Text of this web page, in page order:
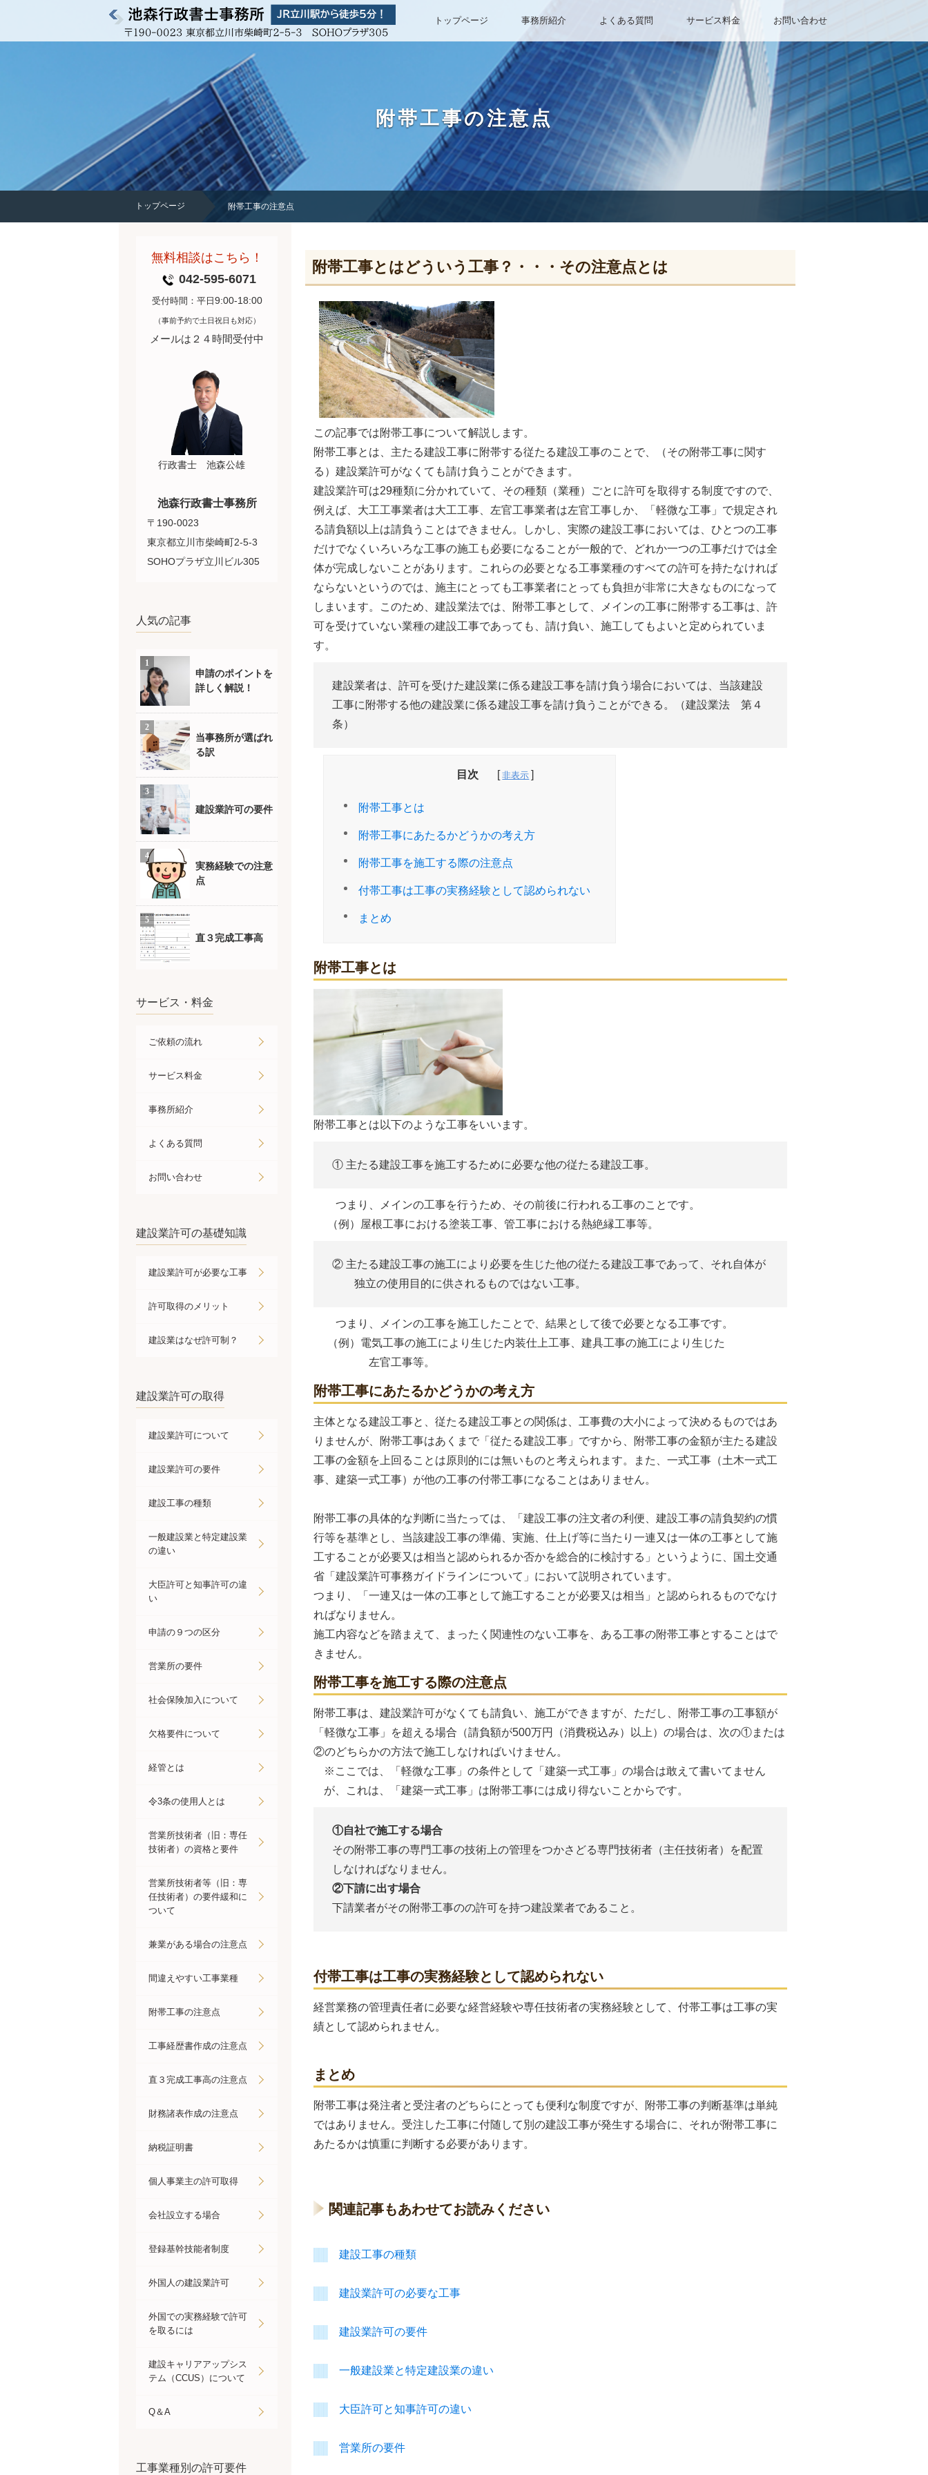
トップページ 事務所紹介 よくある質問 サービス料金 お問い合わせ
附帯工事の注意点
トップページ 附帯工事の注意点
附帯工事とはどういう工事？・・・その注意点とは
この記事では附帯工事について解説します。
附帯工事とは、主たる建設工事に附帯する従たる建設工事のことで、（その附帯工事に関す
る）建設業許可がなくても請け負うことができます。
建設業許可は29種類に分かれていて、その種類（業種）ごとに許可を取得する制度ですので、
例えば、大工工事業者は大工工事、左官工事業者は左官工事しか、「軽微な工事」で規定され
る請負額以上は請負うことはできません。しかし、実際の建設工事においては、ひとつの工事
だけでなくいろいろな工事の施工も必要になることが一般的で、どれか一つの工事だけでは全
体が完成しないことがあります。これらの必要となる工事業種のすべての許可を持たなければ
ならないというのでは、施主にとっても工事業者にとっても負担が非常に大きなものになって
しまいます。このため、建設業法では、附帯工事として、メインの工事に附帯する工事は、許
可を受けていない業種の建設工事であっても、請け負い、施工してもよいと定められていま
す。
建設業者は、許可を受けた建設業に係る建設工事を請け負う場合においては、当該建設
工事に附帯する他の建設業に係る建設工事を請け負うことができる。（建設業法 第４
条）
目次
附帯工事とは
附帯工事にあたるかどうかの考え方
附帯工事を施工する際の注意点
付帯工事は工事の実務経験として認められない
まとめ
附帯工事とは
附帯工事とは以下のような工事をいいます。
① 主たる建設工事を施工するために必要な他の従たる建設工事。
つまり、メインの工事を行うため、その前後に行われる工事のことです。
（例）屋根工事における塗装工事、管工事における熱絶縁工事等。
② 主たる建設工事の施工により必要を生じた他の従たる建設工事であって、それ自体が
独立の使用目的に供されるものではない工事。
つまり、メインの工事を施工したことで、結果として後で必要となる工事です。
（例）電気工事の施工により生じた内装仕上工事、建具工事の施工により生じた
左官工事等。
附帯工事にあたるかどうかの考え方
主体となる建設工事と、従たる建設工事との関係は、工事費の大小によって決めるものではあ
りませんが、附帯工事はあくまで「従たる建設工事」ですから、附帯工事の金額が主たる建設
工事の金額を上回ることは原則的には無いものと考えられます。また、一式工事（土木一式工
事、建築一式工事）が他の工事の付帯工事になることはありません。
附帯工事の具体的な判断に当たっては、「建設工事の注文者の利便、建設工事の請負契約の慣
行等を基準とし、当該建設工事の準備、実施、仕上げ等に当たり一連又は一体の工事として施
工することが必要又は相当と認められるか否かを総合的に検討する」というように、国土交通
省「建設業許可事務ガイドラインについて」において説明されています。
つまり、「一連又は一体の工事として施工することが必要又は相当」と認められるものでなけ
ればなりません。
施工内容などを踏まえて、まったく関連性のない工事を、ある工事の附帯工事とすることはで
きません。
附帯工事を施工する際の注意点
附帯工事は、建設業許可がなくても請負い、施工ができますが、ただし、附帯工事の工事額が
「軽微な工事」を超える場合（請負額が500万円（消費税込み）以上）の場合は、次の①または
②のどちらかの方法で施工しなければいけません。
※ここでは、「軽微な工事」の条件として「建築一式工事」の場合は敢えて書いてません
が、これは、「建築一式工事」は附帯工事には成り得ないことからです。
①自社で施工する場合
その附帯工事の専門工事の技術上の管理をつかさどる専門技術者（主任技術者）を配置
しなければなりません。
②下請に出す場合
下請業者がその附帯工事のの許可を持つ建設業者であること。
付帯工事は工事の実務経験として認められない
経営業務の管理責任者に必要な経営経験や専任技術者の実務経験として、付帯工事は工事の実
績として認められません。
まとめ
附帯工事は発注者と受注者のどちらにとっても便利な制度ですが、附帯工事の判断基準は単純
ではありません。受注した工事に付随して別の建設工事が発生する場合に、それが附帯工事に
あたるかは慎重に判断する必要があります。
関連記事もあわせてお読みください
建設工事の種類
建設業許可の必要な工事
建設業許可の要件
一般建設業と特定建設業の違い
大臣許可と知事許可の違い
営業所の要件
無料相談はこちら！
042-595-6071
受付時間：平日 9:00-18:00
（事前予約で土日祝日も対応）
メールは２４時間受付中
行政書士 池森公雄
池森行政書士事務所
〒190-0023
東京都立川市柴崎町2-5-3
SOHOプラザ立川ビル305
人気の記事
申請のポイントを
詳しく解説！
当事務所が選ばれ
る訳
建設業許可の要件
実務経験での注意
点
直３完成工事高
サービス・料金
ご依頼の流れ
サービス料金
事務所紹介
よくある質問
お問い合わせ
建設業許可の基礎知識
建設業許可が必要な工事
許可取得のメリット
建設業はなぜ許可制？
建設業許可の取得
建設業許可について
建設業許可の要件
建設工事の種類
一般建設業と特定建設業
の違い
大臣許可と知事許可の違
い
申請の９つの区分
営業所の要件
社会保険加入について
欠格要件について
経管とは
令3条の使用人とは
営業所技術者（旧：専任
技術者）の資格と要件
営業所技術者等（旧：専
任技術者）の要件緩和に
ついて
兼業がある場合の注意点
間違えやすい工事業種
附帯工事の注意点
工事経歴書作成の注意点
直３完成工事高の注意点
財務諸表作成の注意点
納税証明書
個人事業主の許可取得
会社設立する場合
登録基幹技能者制度
外国人の建設業許可
外国での実務経験で許可
を取るには
建設キャリアアップシス
テム（CCUS）について
Q＆A
工事業種別の許可要件